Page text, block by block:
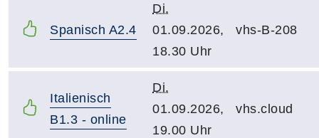
Spanisch A2.4
Di.
01.09.2026,
18.30 Uhr
vhs-B-208
Italienisch
B1.3 - online
Di.
01.09.2026,
19.00 Uhr
vhs.cloud